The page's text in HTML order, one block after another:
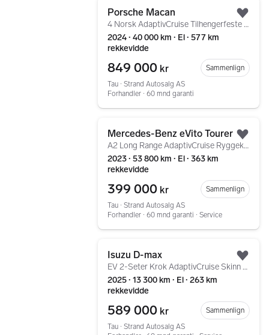
Porsche Macan
4 Norsk AdaptivCruise Tilhengerfeste Luftfjæring LED
2024 ∙ 40 000 km ∙ El ∙ 577 km
rekkevidde
849 000 kr
Sammenlign
Tau ∙ Strand Autosalg AS
Forhandler ∙ 60 mnd garanti
Mercedes-Benz eVito Tourer
A2 Long Range AdaptivCruise Ryggekamera LED 2x Skyvedør
2023 ∙ 53 800 km ∙ El ∙ 363 km
rekkevidde
399 000 kr
Sammenlign
Tau ∙ Strand Autosalg AS
Forhandler ∙ 60 mnd garanti ∙ Service
Isuzu D-max
EV 2-Seter Krok AdaptivCruise Skinn Plantrekk Blinkere
2025 ∙ 13 300 km ∙ El ∙ 263 km
rekkevidde
589 000 kr
Sammenlign
Tau ∙ Strand Autosalg AS